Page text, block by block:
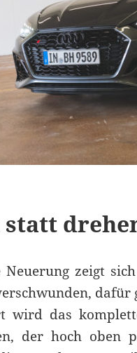
statt
Neuerung zeigt
dafür
wird das
der hoch oben